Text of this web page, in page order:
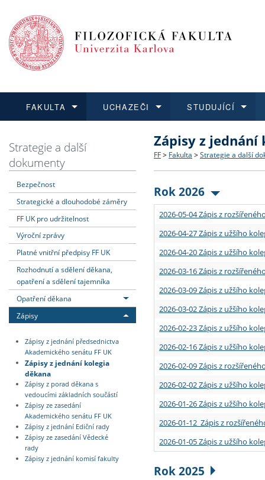
FAKULTA
Dozvědět se více
Struktura a historie
Strategie a další
Podpora a benefity pro
Absolventi fakulty
UCHAZEČI
Podat přihlášku
Co studovat a jak se
Učitelské studijní
Informace k průběhu
STUDUJÍCÍ
Dozvědět se více
Bakalářské a magisterské
Doktorské studium
Rigorózní řízení
Dozvědět se více
O vědě a výzkumu na FF
Akademické kvalifikace
Granty a projekty
Dozvědět se více
Aktuální nabídky a
Vyjíždějící studenti
Přijíždějící studenti
Vyjíždějící zaměstnanci
Strategie a další
dokumenty
Bezpečnost
Strategické a dlouhodobé záměry
FF UK pro udržitelnost
Výroční zprávy
Platné vnitřní předpisy FF UK
Rozhodnutí a sdělení děkana,
opatření a sdělení tajemníka
Opatření děkana
Zápisy
Zápisy z jednání předsednictva
Akademického senátu FF UK
Zápisy z jednání kolegia
děkana
Zápisy z porad děkana s
vedoucími základních součástí
Zápisy ze zasedání
Akademického senátu FF UK
Zápisy z jednání Ediční rady
Zápisy ze zasedání Vědecké
rady
Zápisy z jednání komisí fakulty
Zápisy z jednání
FF > Fakulta > Strategie a další
Rok 2026
2026-05-04 Zápis z
2026-04-27 Zápis z užšího
2026-04-20 Zápis z užšího
2026-03-16 Zápis z
2026-03-09 Zápis z užšího
2026-03-02 Zápis z užšího
2026-02-23 Zápis z užšího
2026-02-16 Zápis z užšího
2026-02-09 Zápis z
2026-02-02 Zápis z užšího
2026-01-26 Zápis z užšího
2026-01-12 Zápis z
2026-01-05 Zápis z užšího
Rok 2025